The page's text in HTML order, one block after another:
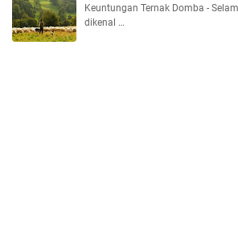
Keuntungan Ternak Domba -
dikenal …